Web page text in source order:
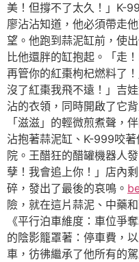
美！但撐不了太久！」K-
廖沾沾知道，他必須帶走
望。他跑到蒜泥缸前，使
比他還胖的缸抱起。「走
再管你的紅棗枸杞燃料了
沒了紅棗我飛不遠！」吉
沾的衣領，同時開啟了它
「滋滋」的輕微煎煮聲，
沾抱著蒜泥缸、K-999咬
院。王醋狂的醋罐機器人
孽！我會追上你！」店內
碎，發出了最後的哀鳴。
險，就在這片蒜泥、中藥
《平行泊車維度：車位爭
的陰影籠罩著：停車費，
車，彷彿繼承了他所有的